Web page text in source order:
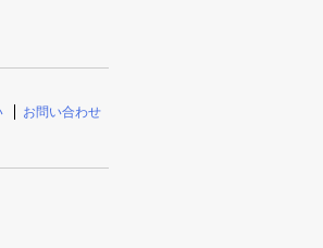
お問い合わせ